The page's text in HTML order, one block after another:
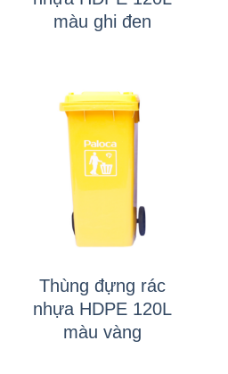
màu ghi đen
Thùng đựng rác
nhựa HDPE 120L
màu vàng